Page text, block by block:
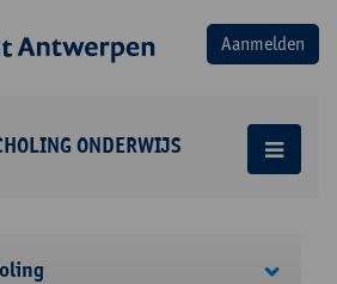
ONDERWIJS